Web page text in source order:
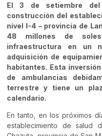
El 3 de setiembre
construcción del
nivel I-4 – provincia de
48 millones de
infraestructura en un
adquisición de
habitantes. Esta
de ambulancias
terrestre y tiene un
calendario.
En tanto, en los próximos
establecimiento de salud